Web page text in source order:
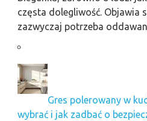
częsta dolegliwość. Objawia
zazwyczaj potrzeba
Gres polerowany w
wybrać i jak zadbać o